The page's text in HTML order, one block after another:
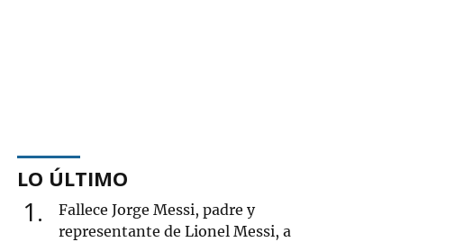
LO ÚLTIMO
1
Fallece Jorge Messi, padre y
representante de Lionel Messi, a